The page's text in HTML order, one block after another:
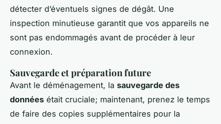
détecter d’éventuels signes de dégât. Une
inspection minutieuse garantit que vos appareils ne
sont pas endommagés avant de procéder à leur
connexion.
Sauvegarde et préparation future
Avant le déménagement, la sauvegarde des
données était cruciale; maintenant, prenez le temps
de faire des copies supplémentaires pour la